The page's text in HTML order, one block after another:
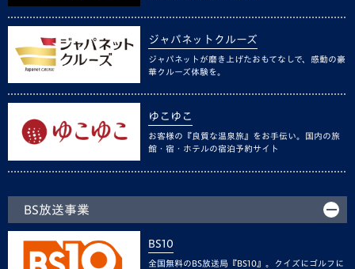
ジャパネットクルーズ
ジャパネットが磨き上げたおもてなしで、感動の豪
華クルーズ体験を。
ゆこゆこ
お客様の『良質な温泉旅』をお手伝い。国内の旅
館・宿・ホテルの宿泊予約サイト
BS放送事業
BS10
全国無料のBS放送局『BS10』。クイズにゴルフに